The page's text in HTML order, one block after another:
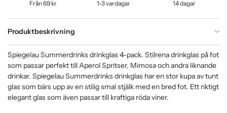
Från 69 kr 1-3 vardagar 14 dagar
Produktbeskrivning
Spiegelau Summerdrinks drinkglas 4-pack. Stilrena drinkglas på fot
som passar perfekt till Aperol Spritser, Mimosa och andra liknande
drinkar. Spiegelau Summerdrinks drinkglas har en stor kupa av tunt
glas som bärs upp av en stilig smal stjälk med en bred fot. Ett riktigt
elegant glas som även passar till kraftiga röda viner.